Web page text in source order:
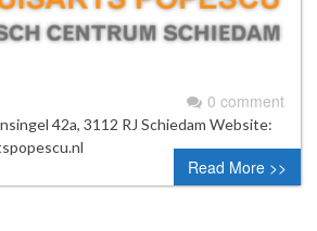
0 comment
42a, 3112 RJ Schiedam Website:
Read More >>